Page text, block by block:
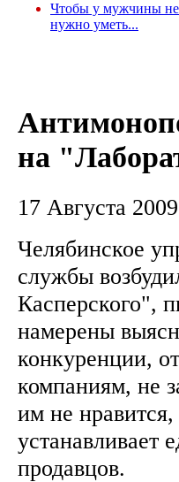
Чтобы у мужчины
нужно уметь...
на
17 Августа 2009
Челябинское
службы
Касперского",
намерены
конкуренции,
компаниям, не
им не
устанавливает
продавцов.